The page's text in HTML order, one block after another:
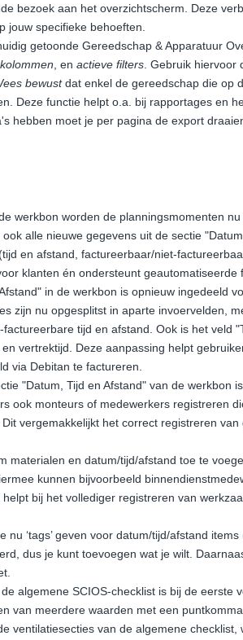
bezoek aan het overzichtscherm. Deze
jouw specifieke behoeften.
getoonde Gereedschap & Apparatuur
, en actieve filters . Gebruik
bewust dat enkel de gereedschap die op
Deze functie helpt o.a. bij rapportages en
hebben moet je per pagina de export
werkbon worden de planningsmomenten
alle nieuwe gegevens uit de sectie
en afstand, factureerbaar/niet-
klanten én ondersteunt geautomatiseerde
in de werkbon is opnieuw ingedeeld
zijn nu opgesplitst in aparte invoervelden,
tijd en afstand. Ook is het veld
vertrektijd. Deze aanpassing helpt
via Debitan te factureren.
"Datum, Tijd en Afstand" van de werkbon
ook monteurs of medewerkers registreren
vergemakkelijkt het correct registreren
materialen en datum/tijd/afstand toe te
kunnen bijvoorbeeld
bij het vollediger registreren van
nu ‘tags’ geven voor datum/tijd/afstand
dus je kunt toevoegen wat je wilt.
algemene SCIOS-checklist is bij de eerste
van meerdere waarden met een puntkomma.
ventilatiesecties van de algemene